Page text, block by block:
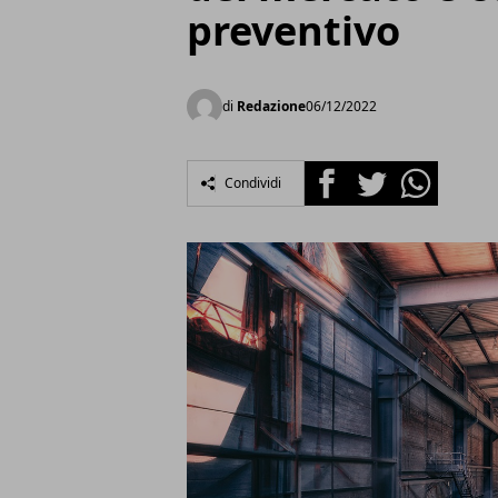
preventivo
di Redazione06/12/2022
Condividi FacebookTwitterWhatsapp